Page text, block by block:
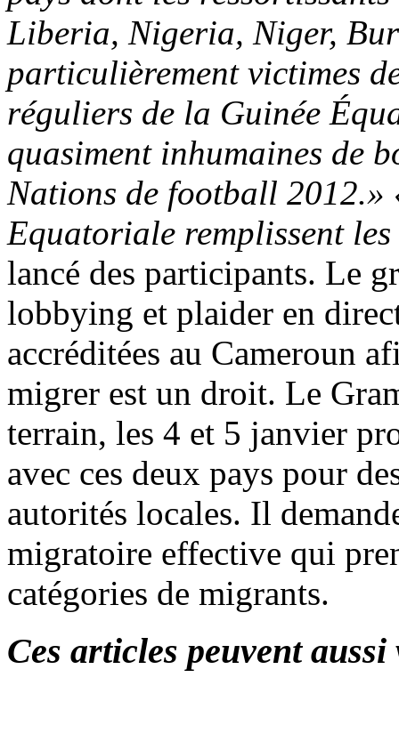
Liberia, Nigeria, Niger,
particulièrement victimes
réguliers de la Guinée
quasiment inhumaines de
Nations de football 2012.»
Equatoriale remplissent
lancé des participants. Le
lobbying et plaider en
accréditées au Cameroun
migrer est un droit. Le
terrain, les 4 et 5 janvier
avec ces deux pays pour
autorités locales. Il
migratoire effective qui
catégories de migrants.
Ces articles peuvent